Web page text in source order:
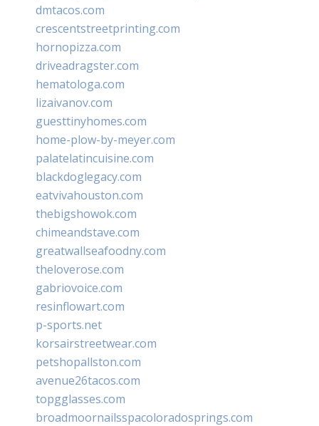
dmtacos.com
crescentstreetprinting.com
hornopizza.com
driveadragster.com
hematologa.com
lizaivanov.com
guesttinyhomes.com
home-plow-by-meyer.com
palatelatincuisine.com
blackdoglegacy.com
eatvivahouston.com
thebigshowok.com
chimeandstave.com
greatwallseafoodny.com
theloverose.com
gabriovoice.com
resinflowart.com
p-sports.net
korsairstreetwear.com
petshopallston.com
avenue26tacos.com
topgglasses.com
broadmoornailsspacoloradosprings.com